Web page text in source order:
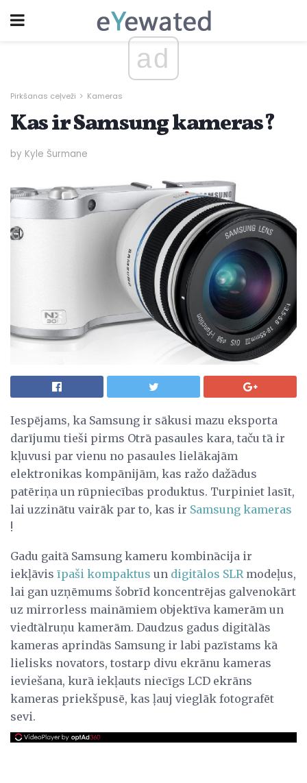
ad
Pirkšanas ceļveži Kameras
Kas ir Samsung kameras?
by Kyle Šurmane
Iespējams, ka Samsung ir sākusi mazu eksporta
darījumu tieši pirms Otrā pasaules kara, taču tā ir
kļuvusi par vienu no pasaules lielākajām
elektronikas kompānijām, kas ražo dažādus
patēriņa un rūpniecības produktus. Turpiniet lasīt,
lai uzzinātu vairāk par to, kas ir Samsung kameras
!
Gadu gaitā Samsung kameru kombinācija ir
iekļāvis īpaši kompaktus un digitālos SLR modeļus,
lai gan uzņēmums šobrīd koncentrējas galvenokārt
uz mirrorless maināmiem objektīva kamerām un
viedtālruņu kamerām. Daudzus gadus digitālās
kameras aprindās Samsung ir labi pazīstams kā
lielisks novators, tostarp divu ekrānu kameras
ieviešana, kurā iekļauts niecīgs LCD ekrāns
kameras priekšpusē, kas ļauj vieglāk fotografēt
sevi.